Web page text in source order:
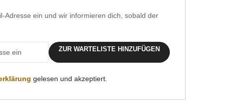
Adresse ein und wir informieren dich, sobald der
ZUR WARTELISTE HINZUFÜGEN
gelesen und akzeptiert.